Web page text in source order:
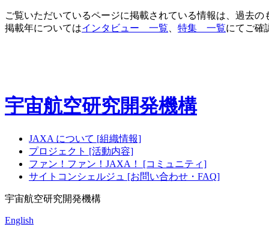
ご覧いただいているページに掲載されている情報は、過去
掲載年についてはインタビュー 一覧 特集 一覧にてご確
宇宙航空研究開発機構
JAXA について [組織情報]
プロジェクト [活動内容]
ファン！ファン！JAXA！ [コミュニティ]
サイトコンシェルジュ [お問い合わせ・FAQ]
宇宙航空研究開発機構
English